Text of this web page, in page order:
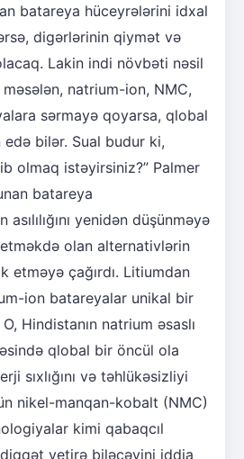
batareya hüceyrələrini idxal
digərlərinin qiymət və
Lakin indi növbəti nəsil
natrium-ion, NMC,
sərmayə qoyarsa, qlobal
edə bilər. Sual budur ki,
olmaq istəyirsiniz?” Palmer
batareya
yenidən düşünməyə
olan alternativlərin
etməyə çağırdı. Litiumdan
ion batareyalar unikal bir
Hindistanın natrium əsaslı
qlobal bir öncül ola
sıxlığını və təhlükəsizliyi
nikel-manqan-kobalt (NMC)
kimi qabaqcıl
yetirə biləcəyini iddia